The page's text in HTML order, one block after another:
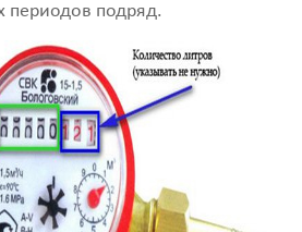
периодов подряд.